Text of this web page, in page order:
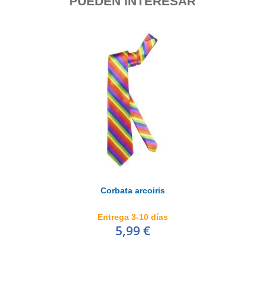
Corbata arcoiris
Entrega 3-10 días
5,99 €